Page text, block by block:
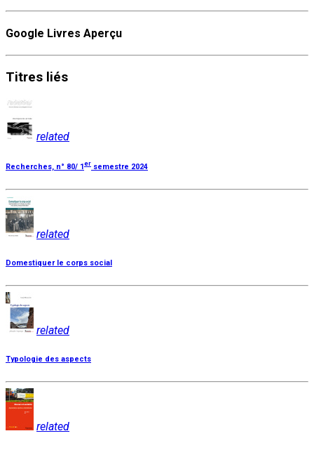
Google Livres Aperçu
Titres liés
related
Recherches, n° 80/ 1 er semestre 2024
related
Domestiquer le corps social
related
Typologie des aspects
related